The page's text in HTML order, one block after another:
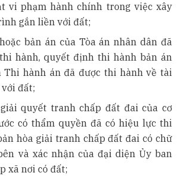
vi phạm hành chính trong việc xây
gắn liền với đất;
bản án của Tòa án nhân dân đã
hành, quyết định thi hành bản án
Thi hành án đã được thi hành về tài
đất;
quyết tranh chấp đất đai của cơ
có thẩm quyền đã có hiệu lực thi
hòa giải tranh chấp đất đai có chữ
và xác nhận của đại diện Ủy ban
xã nơi có đất;